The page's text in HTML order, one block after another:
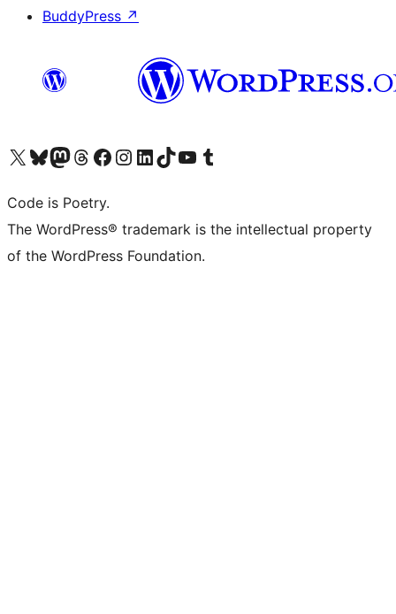
BuddyPress ↗
Visit our X (formerly Twitter) account
ഞങ്ങളുടെ ബ്ലൂസ്കൈ അക്കൗണ്ട് സന്ദർശിക്കുക
Visit our Mastodon account
ഞങ്ങളുടെ ത്രെഡ്സ് അക്കൗണ്ട് സന്ദർശിക്കുക
Visit our Facebook page
Visit our Instagram account
Visit our LinkedIn account
ഞങ്ങളുടെ ടിക് ടോക് അക്കൗണ്ട് സന്ദർശിക്കുക
Visit our YouTube channel
ഞങ്ങളുടെ ടംബ്ലർ അക്കൗണ്ട് സന്ദർശിക്കുക
Code is Poetry.
The WordPress® trademark is the intellectual property
of the WordPress Foundation.